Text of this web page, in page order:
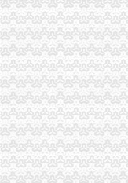
经开园局免费注册公司
奉节局震期间开展“送法
荣昌局一元注册公司派
璧山局“六个严厉击”1元
江北局0元注册公司流程
渝中局三项措施加全国
巴南局0元注册公司流程
双桥局重庆一元注册公司
开县人民出台推进品牌建
沙坪坝局重庆免费注册
市局局长、重庆一元注